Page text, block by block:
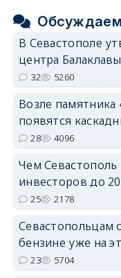
В Севастополе
центра Балаклавы
32 5260
Возле памятника
появятся
28 4096
Чем Севастополь
инвесторов до
25 2178
Севастопольцам
бензине уже на
23 5704